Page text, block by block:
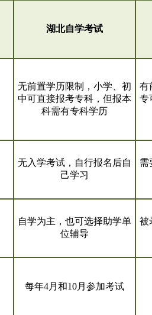
湖北自学考试
无前置学历限制，小学、初
中可直接报考专科，但报本
科需有专科学历
有
专
无入学考试，自行报名后自
己学习
需
自学为主，也可选择助学单
位辅导
被
每年4月和10月参加考试